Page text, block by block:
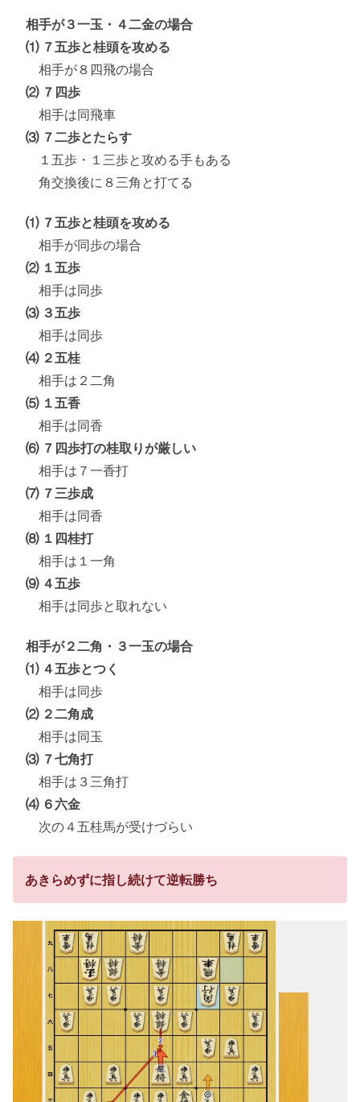
相手が３一玉・４二金の場合
⑴ ７五歩と桂頭を攻める
相手が８四飛の場合
⑵ ７四歩
相手は同飛車
⑶ ７二歩とたらす
１五歩・１三歩と攻める手もある
角交換後に８三角と打てる
⑴ ７五歩と桂頭を攻める
相手が同歩の場合
⑵ １五歩
相手は同歩
⑶ ３五歩
相手は同歩
⑷ ２五桂
相手は２二角
⑸ １五香
相手は同香
⑹ ７四歩打の桂取りが厳しい
相手は７一香打
⑺ ７三歩成
相手は同香
⑻ １四桂打
相手は１一角
⑼ ４五歩
相手は同歩と取れない
相手が２二角・３一玉の場合
⑴ ４五歩とつく
相手は同歩
⑵ ２二角成
相手は同玉
⑶ ７七角打
相手は３三角打
⑷ ６六金
次の４五桂馬が受けづらい
あきらめずに指し続けて逆転勝ち